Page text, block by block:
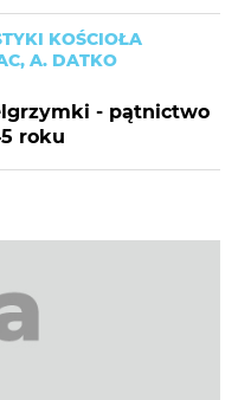
KOŚCIOŁA
A. DATKO
- pątnictwo
roku